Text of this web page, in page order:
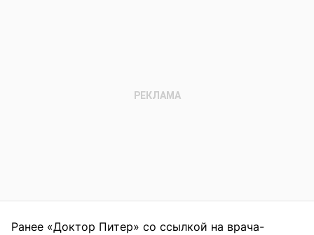
Ранее «Доктор Питер» со ссылкой на врача-